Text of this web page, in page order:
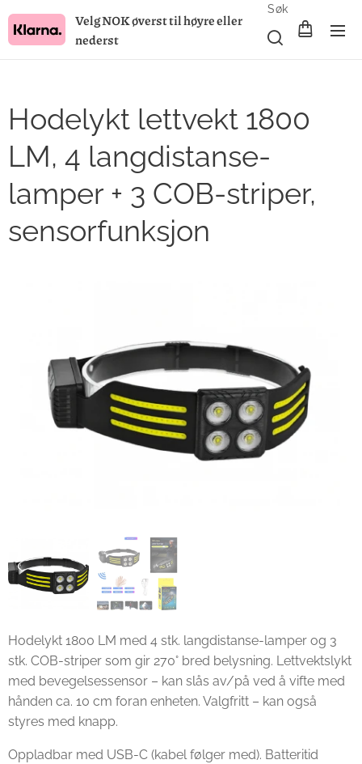
Velg NOK øverst til høyre eller
nederst
Søk
Hodelykt lettvekt 1800
LM, 4 langdistanse-
lamper + 3 COB-striper,
sensorfunksjon
Hodelykt 1800 LM med 4 stk. langdistanse-lamper og 3
stk. COB-striper som gir 270° bred belysning. Lettvektslykt
med bevegelsessensor – kan slås av/på ved å vifte med
hånden ca. 10 cm foran enheten. Valgfritt – kan også
styres med knapp.
Oppladbar med USB-C (kabel følger med). Batteritid